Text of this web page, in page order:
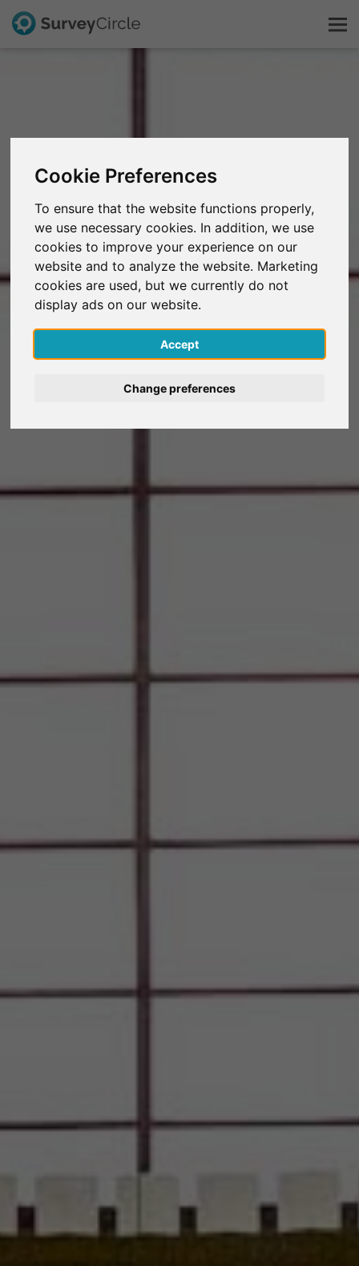
Cookie Preferences
To ensure that the website functions properly,
we use necessary cookies. In addition, we use
cookies to improve your experience on our
website and to analyze the website. Marketing
cookies are used, but we currently do not
display ads on our website.
Accept
Change preferences
FAQ
Gratis registreren
Inloggen
English
Deutsch
Español